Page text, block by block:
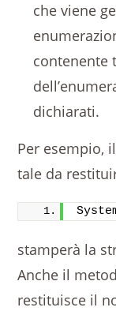
che viene
contenente
dichiarati.
Per esempio,
tale da
stamperà la
Anche il
restituisce il